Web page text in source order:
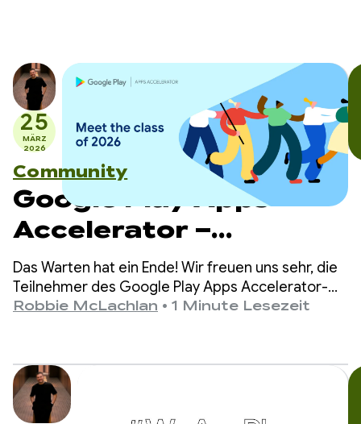
25
MÄRZ
2026
Community
Google Play Apps
Accelerator –
Jahrgang 2026
Das Warten hat ein Ende! Wir freuen uns sehr, die
Teilnehmer des Google Play Apps Accelerator-
Programms 2026 bekanntzugeben.
Robbie McLachlan • 1 Minute Lesezeit